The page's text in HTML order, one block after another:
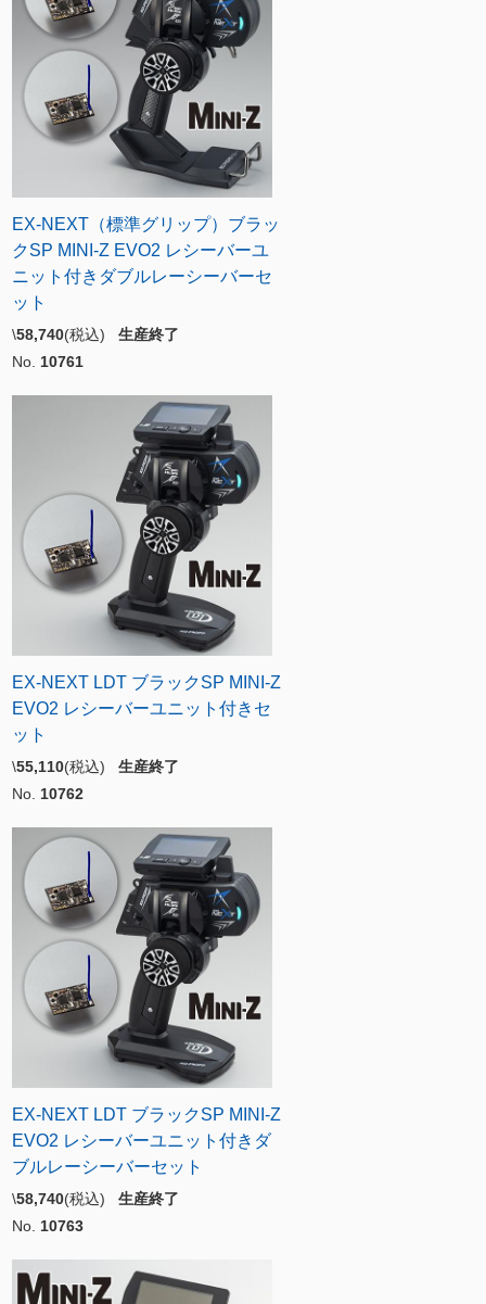
EX-NEXT（標準グリップ）ブラッ
クSP MINI-Z EVO2 レシーバーユ
ニット付きダブルレーシーバーセ
ット
\58,740(税込) 生産終了
No. 10761
EX-NEXT LDT ブラックSP MINI-Z
EVO2 レシーバーユニット付きセ
ット
\55,110(税込) 生産終了
No. 10762
EX-NEXT LDT ブラックSP MINI-Z
EVO2 レシーバーユニット付きダ
ブルレーシーバーセット
\58,740(税込) 生産終了
No. 10763